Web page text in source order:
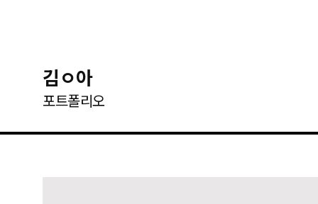
김ㅇ아
포트폴리오